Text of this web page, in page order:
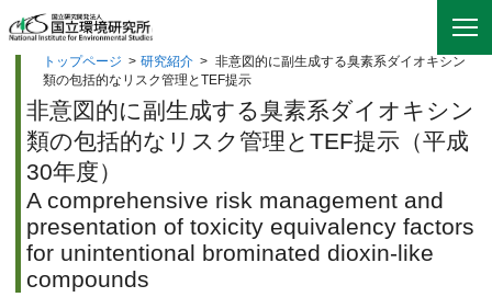
トップページ > 研究紹介 > 非意図的に副生成する臭素系ダイオキシン
類の包括的なリスク管理とTEF提示
非意図的に副生成する臭素系ダイオキシン
類の包括的なリスク管理とTEF提示（平成
30年度）
A comprehensive risk management and
presentation of toxicity equivalency factors
for unintentional brominated dioxin-like
compounds